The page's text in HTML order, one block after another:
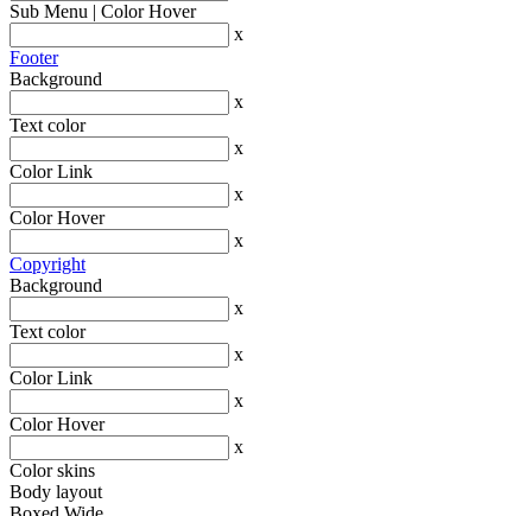
Sub Menu | Color Hover
x
Footer
Background
x
Text color
x
Color Link
x
Color Hover
x
Copyright
Background
x
Text color
x
Color Link
x
Color Hover
x
Color skins
Body layout